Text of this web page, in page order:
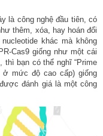
là công nghệ đầu tiên, có
thêm, xóa, hay hoán đổi
khác mà không
Cas9 giống như một cái
thì bạn có thể nghĩ “Prime
ở mức độ cao cấp) giống
đánh giá là một công